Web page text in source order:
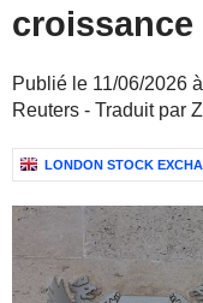
croissance
Publié le 11/06/2026
Reuters - Traduit par
LONDON STOCK